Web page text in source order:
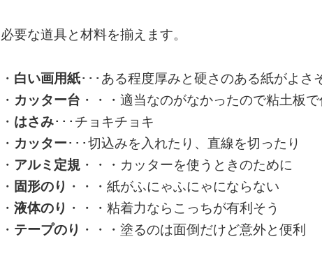
必要な道具と材料を揃えます。
・ 白い画用紙･･･ある程度厚みと硬さのある紙がよさ
・ カッター台 ・・・適当なのがなかったので粘土板
・ はさみ･･･チョキチョキ
・ カッター･･･切込みを入れたり、直線を切ったり
・ アルミ定規 ・・・カッターを使うときのために
・ 固形のり ・・・紙がふにゃふにゃにならない
・液体のり ・・・粘着力ならこっちが有利そう
・ テープのり ・・・塗るのは面倒だけど意外と便利